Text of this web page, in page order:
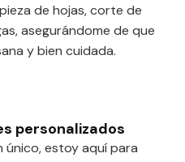
de hojas, corte de
asegurándome de que
y bien cuidada.
personalizados
único, estoy aquí para